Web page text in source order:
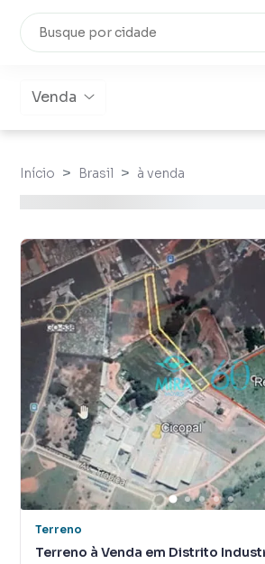
Venda
Início Brasil à venda
Terreno
Terreno à Venda em Distrito